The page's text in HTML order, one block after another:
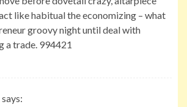
like habitual the economizing – what
groovy night until deal with
a trade. 994421
says: